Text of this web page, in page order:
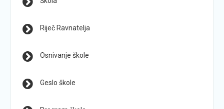
Riječ Ravnatelja
Osnivanje škole
Geslo škole